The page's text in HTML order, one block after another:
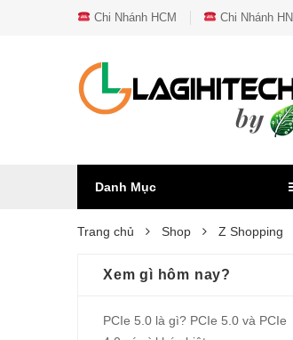
Chi Nhánh HCM Chi Nhánh HN
Danh Mục
Trang chủ Shop Z Shopping
Xem gì hôm nay?
PCIe 5.0 là gì? PCIe 5.0 và PCIe